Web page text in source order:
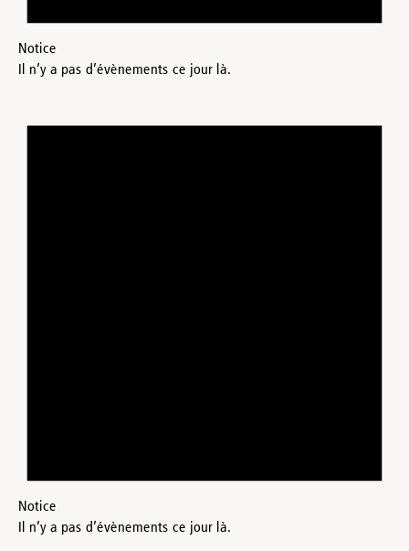
Notice
Il n’y a pas d’évènements ce jour là.
Notice
Il n’y a pas d’évènements ce jour là.